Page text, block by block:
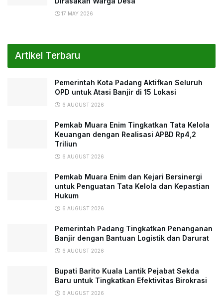
17 MAY 2026
Artikel Terbaru
Pemerintah Kota Padang Aktifkan Seluruh
OPD untuk Atasi Banjir di 15 Lokasi
6 AUGUST 2026
Pemkab Muara Enim Tingkatkan Tata Kelola
Keuangan dengan Realisasi APBD Rp4,2
Triliun
6 AUGUST 2026
Pemkab Muara Enim dan Kejari Bersinergi
untuk Penguatan Tata Kelola dan Kepastian
Hukum
6 AUGUST 2026
Pemerintah Padang Tingkatkan Penanganan
Banjir dengan Bantuan Logistik dan Darurat
6 AUGUST 2026
Bupati Barito Kuala Lantik Pejabat Sekda
Baru untuk Tingkatkan Efektivitas Birokrasi
6 AUGUST 2026